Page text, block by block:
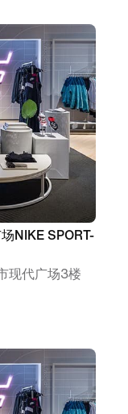
NIKE SPORT-
现代广场3楼